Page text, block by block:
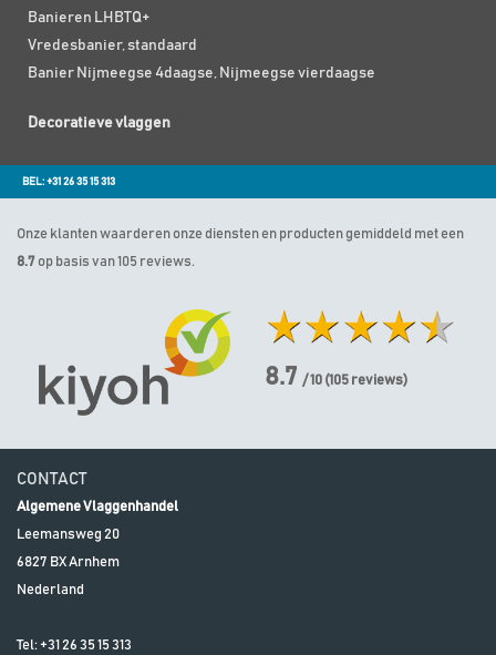
Banieren LHBTQ+
Vredesbanier, standaard
Banier Nijmeegse 4daagse, Nijmeegse vierdaagse
Decoratieve vlaggen
BEL: +31 26 35 15 313
Onze klanten waarderen onze diensten en producten gemiddeld met een
8.7 op basis van 105 reviews.
8.7 / 10 (105 reviews)
CONTACT
Algemene Vlaggenhandel
Leemansweg 20
6827 BXArnhem
Nederland
Tel: +31 26 35 15 313